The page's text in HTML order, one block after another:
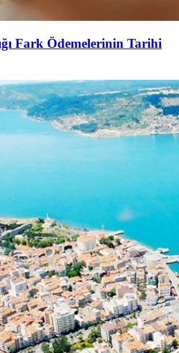
Fark Ödemelerinin Tarihi